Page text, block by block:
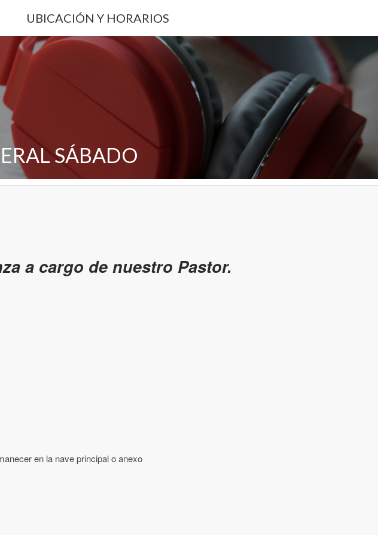
UBICACIÓN Y HORARIOS
SÁBADO
a cargo de nuestro Pastor.
en la nave principal o anexo